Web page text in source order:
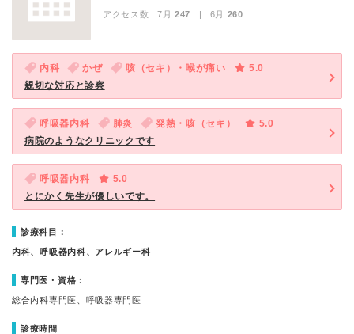
アクセス数 7月:247 | 6月:260
内科 かぜ 咳（セキ）・喉が痛い
5.0
親切な対応と診察
呼吸器内科 肺炎 発熱・咳（セキ）
5.0
病院のようなクリニックです
呼吸器内科
5.0
とにかく先生が優しいです。
診療科目：
内科、呼吸器内科、アレルギー科
専門医・資格：
総合内科専門医、呼吸器専門医
診療時間